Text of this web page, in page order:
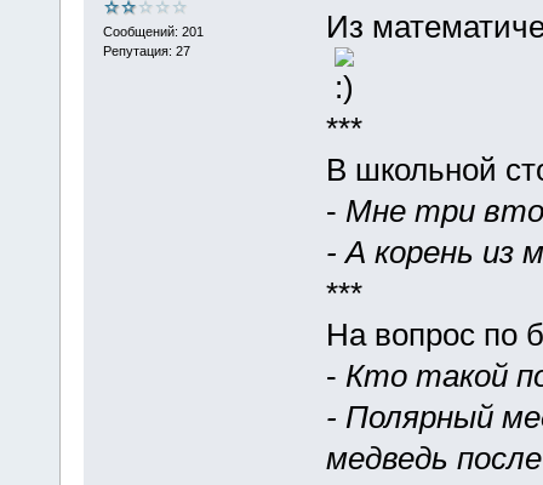
Сообщений: 201
Репутация: 27
Из
***
В школьной
- Мне три
- А корень из
***
На вопрос по
- Кто такой
- Полярный
медведь